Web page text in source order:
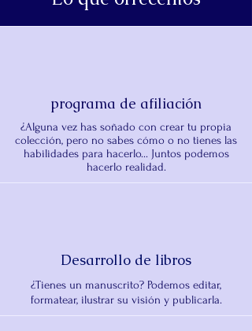
programa de afiliación
¿Alguna vez has soñado con crear tu propia
colección, pero no sabes cómo o no tienes las
habilidades para hacerlo... Juntos podemos
hacerlo realidad.
Desarrollo de libros
¿Tienes un manuscrito? Podemos editar,
formatear, ilustrar su visión y publicarla.